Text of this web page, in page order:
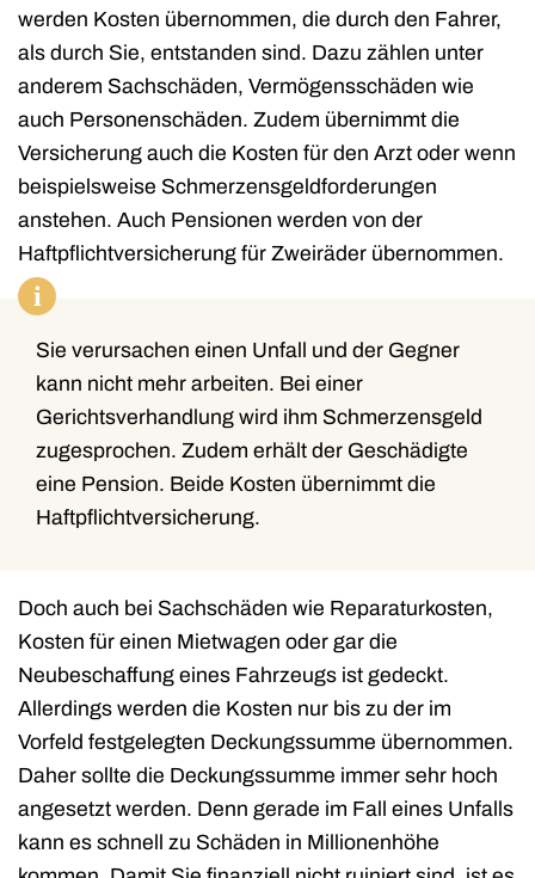
werden Kosten übernommen, die durch den Fahrer,
als durch Sie, entstanden sind. Dazu zählen unter
anderem Sachschäden, Vermögensschäden wie
auch Personenschäden. Zudem übernimmt die
Versicherung auch die Kosten für den Arzt oder wenn
beispielsweise Schmerzensgeldforderungen
anstehen. Auch Pensionen werden von der
Haftpflichtversicherung für Zweiräder übernommen.
i
Sie verursachen einen Unfall und der Gegner
kann nicht mehr arbeiten. Bei einer
Gerichtsverhandlung wird ihm Schmerzensgeld
zugesprochen. Zudem erhält der Geschädigte
eine Pension. Beide Kosten übernimmt die
Haftpflichtversicherung.
Doch auch bei Sachschäden wie Reparaturkosten,
Kosten für einen Mietwagen oder gar die
Neubeschaffung eines Fahrzeugs ist gedeckt.
Allerdings werden die Kosten nur bis zu der im
Vorfeld festgelegten Deckungssumme übernommen.
Daher sollte die Deckungssumme immer sehr hoch
angesetzt werden. Denn gerade im Fall eines Unfalls
kann es schnell zu Schäden in Millionenhöhe